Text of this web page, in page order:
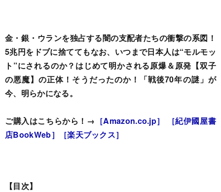
金・銀・ウランを独占する闇の支配者たちの衝撃の系図！
5兆円をドブに捨ててもなお、いつまで日本人は“モルモッ
ト”にされるのか？はじめて明かされる原爆＆原発【双子
の悪魔】の正体！そうだったのか！「戦後70年の謎」が
今、明らかになる。
ご購入はこちらから！→ ［Amazon.co.jp］
［紀伊國屋書
店BookWeb］
［楽天ブックス］
【目次】